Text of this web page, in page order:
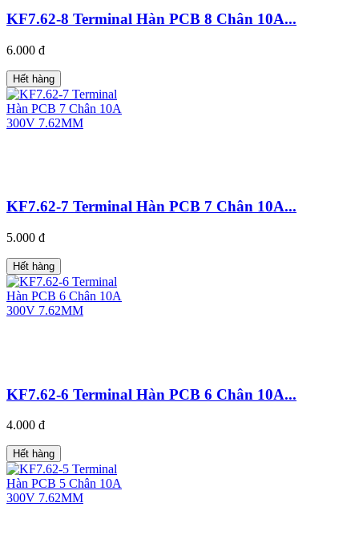
KF7.62-8 Terminal Hàn PCB 8 Chân 10A...
6.000 đ
Hết hàng
KF7.62-7 Terminal Hàn PCB 7 Chân 10A...
5.000 đ
Hết hàng
KF7.62-6 Terminal Hàn PCB 6 Chân 10A...
4.000 đ
Hết hàng